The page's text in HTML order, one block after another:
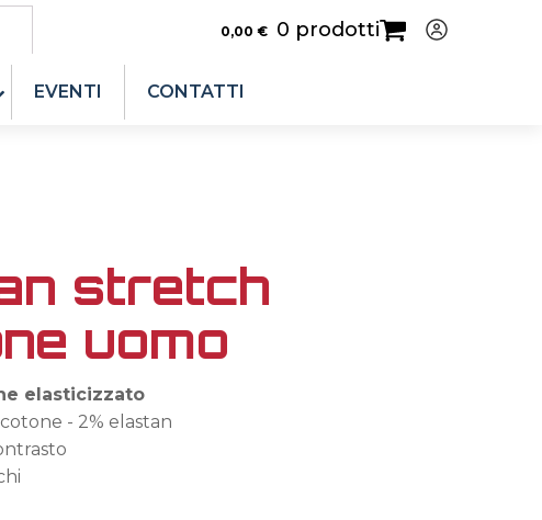
0,00 € 0 prodotti
EVENTI CONTATTI
stretch
uomo
elasticizzato
- 2% elastan